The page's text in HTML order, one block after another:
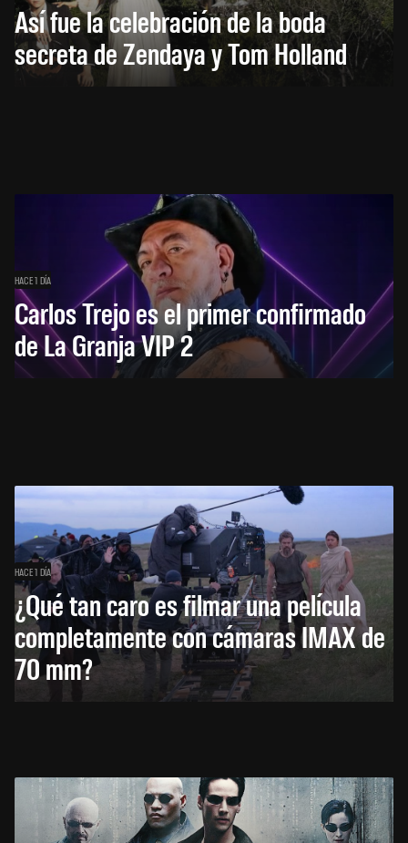
Así fue la celebración de la boda
secreta de Zendaya y Tom Holland
HACE 1 DÍA
Carlos Trejo es el primer confirmado
de La Granja VIP 2
HACE 1 DÍA
¿Qué tan caro es filmar una película
completamente con cámaras IMAX de
70 mm?